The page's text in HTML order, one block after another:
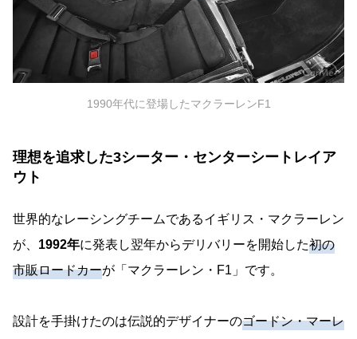
1990年代に登場したマクラーレンF1
理想を追求した3シーター・センターシートレイア
ウト
世界的なレーシングチームであるイギリス・マクラーレン
が、 1992年に発表し翌年からデリバリーを開始した初の
市販ロードカーが「マクラーレン・F1」です。
設計を手掛けたのは伝説的デザイナーのゴードン・マーレ